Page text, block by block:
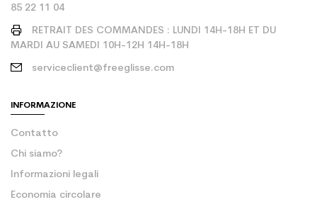
85 22 11 04
RETRAIT DES COMMANDES : LUNDI 14H-18H ET DU
MARDI AU SAMEDI 10H-12H 14H-18H
serviceclient@freeglisse.com
INFORMAZIONE
Contatto
Chi siamo?
Informazioni legali
Economia circolare